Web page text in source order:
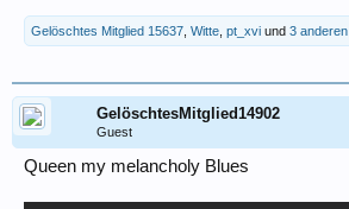
Gelöschtes Mitglied 15637, Witte, pt_xvi und 3 anderen
GelöschtesMitglied14902
Guest
Queen my melancholy Blues